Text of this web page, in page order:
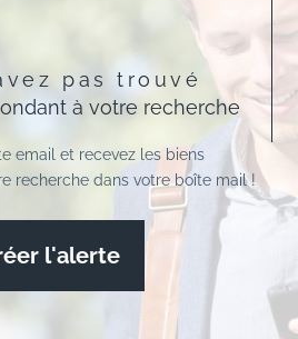
pas trouvé
à votre recherche
email et recevez les biens
recherche dans votre boîte mail !
l'alerte